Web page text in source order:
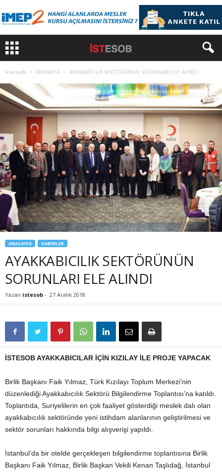
Ana sayfa ANASAYFA AYAKKABICILIK SEKTÖRÜNÜN SORUNLARI ELE ALINDI
ANASAYFA HABERLER
AYAKKABICILIK SEKTÖRÜNÜN
SORUNLARI ELE ALINDI
Yazan istesob - 27 Aralık 2018
İSTESOB AYAKKABICILAR İÇİN KIZILAY İLE PROJE YAPACAK
Birlik Başkanı Faik Yılmaz, Türk Kızılayı Toplum Merkezi’nin
düzenlediği Ayakkabıcılık Sektörü Bilgilendirme Toplantısı’na katıldı.
Toplantıda, Suriyelilerin en çok faaliyet gösterdiği meslek dalı olan
ayakkabıcılık sektöründe yeni istihdam alanlarının geliştirilmesi ve
sektör sorunları hakkında bilgi alışverişi yapıldı.
İstanbul’da bir otelde gerçekleşen bilgilendirme toplantısına Birlik
Başkanı Faik Yılmaz, Birlik Başkan Vekili Kenan Taşlıdağ, İstanbul